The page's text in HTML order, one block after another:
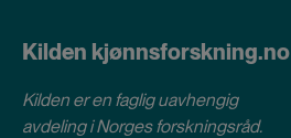
Kilden kjønnsforskning.no
Kilden er en faglig uavhengig
avdeling iNorges forskningsråd.